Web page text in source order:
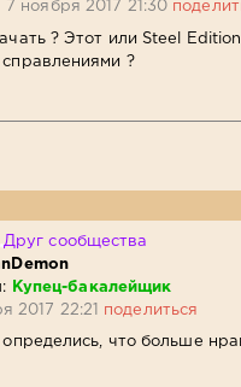
7 ноября 2017 21:30
? Этот или Steel
?
Друг сообщества
Купец-бакалейщик
2017 22:21 поделиться
определись, что больше